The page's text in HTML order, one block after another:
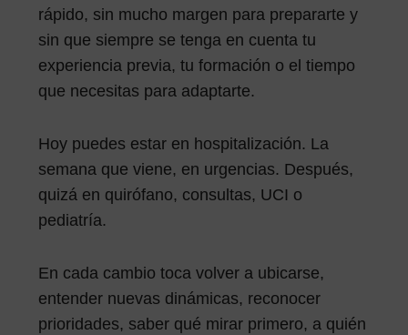
rápido, sin mucho margen para prepararte y
sin que siempre se tenga en cuenta tu
experiencia previa, tu formación o el tiempo
que necesitas para adaptarte.
Hoy puedes estar en hospitalización. La
semana que viene, en urgencias. Después,
quizá en quirófano, consultas, UCI o
pediatría.
En cada cambio toca volver a ubicarse,
entender nuevas dinámicas, reconocer
prioridades, saber qué mirar primero, a quién